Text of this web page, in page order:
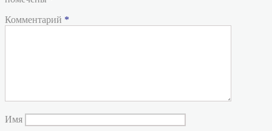
Комментарий *
Имя